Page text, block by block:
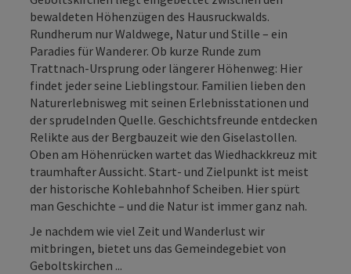
bewaldeten Höhenzügen des Hausruckwalds.
Rundherum nur Waldwege, Natur und Stille – ein
Paradies für Wanderer. Ob kurze Runde zum
Trattnach-Ursprung oder längerer Höhenweg: Hier
findet jeder seine Lieblingstour. Familien lieben den
Naturerlebnisweg mit seinen Erlebnisstationen und
der sprudelnden Quelle. Geschichtsfreunde entdecken
Relikte aus der Bergbauzeit wie den Giselastollen.
Oben am Höhenrücken wartet das Wiedhackkreuz mit
traumhafter Aussicht. Start- und Zielpunkt ist meist
der historische Kohlebahnhof Scheiben. Hier spürt
man Geschichte – und die Natur ist immer ganz nah.
Je nachdem wie viel Zeit und Wanderlust wir
mitbringen, bietet uns das Gemeindegebiet von
Geboltskirchen ...